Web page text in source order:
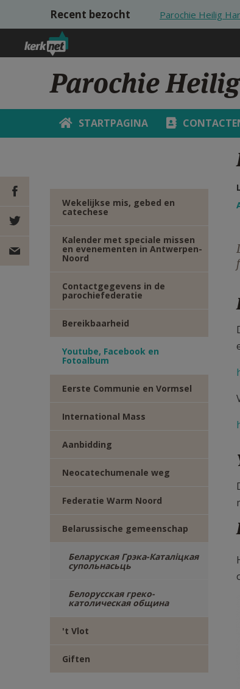
Overslaan en naar de inhoud gaan
Recent bezocht Parochie Heilig
Parochie
STARTPAGINA
DEEL OP
FACEBOOK
DEEL OP
Wekelijkse mis, gebed en
catechese
Kalender met speciale missen
en evenementen in Antwerpen-
Noord
Contactgegevens in de
parochiefederatie
Bereikbaarheid
Youtube, Facebook en
Fotoalbum
Eerste Communie en Vormsel
International Mass
Aanbidding
Neocatechumenale weg
Federatie Warm Noord
Belarussische gemeenschap
Беларуская Грэка-Каталіцкая
супольнасьць
Белорусская греко-
католическая община
't Vlot
Giften